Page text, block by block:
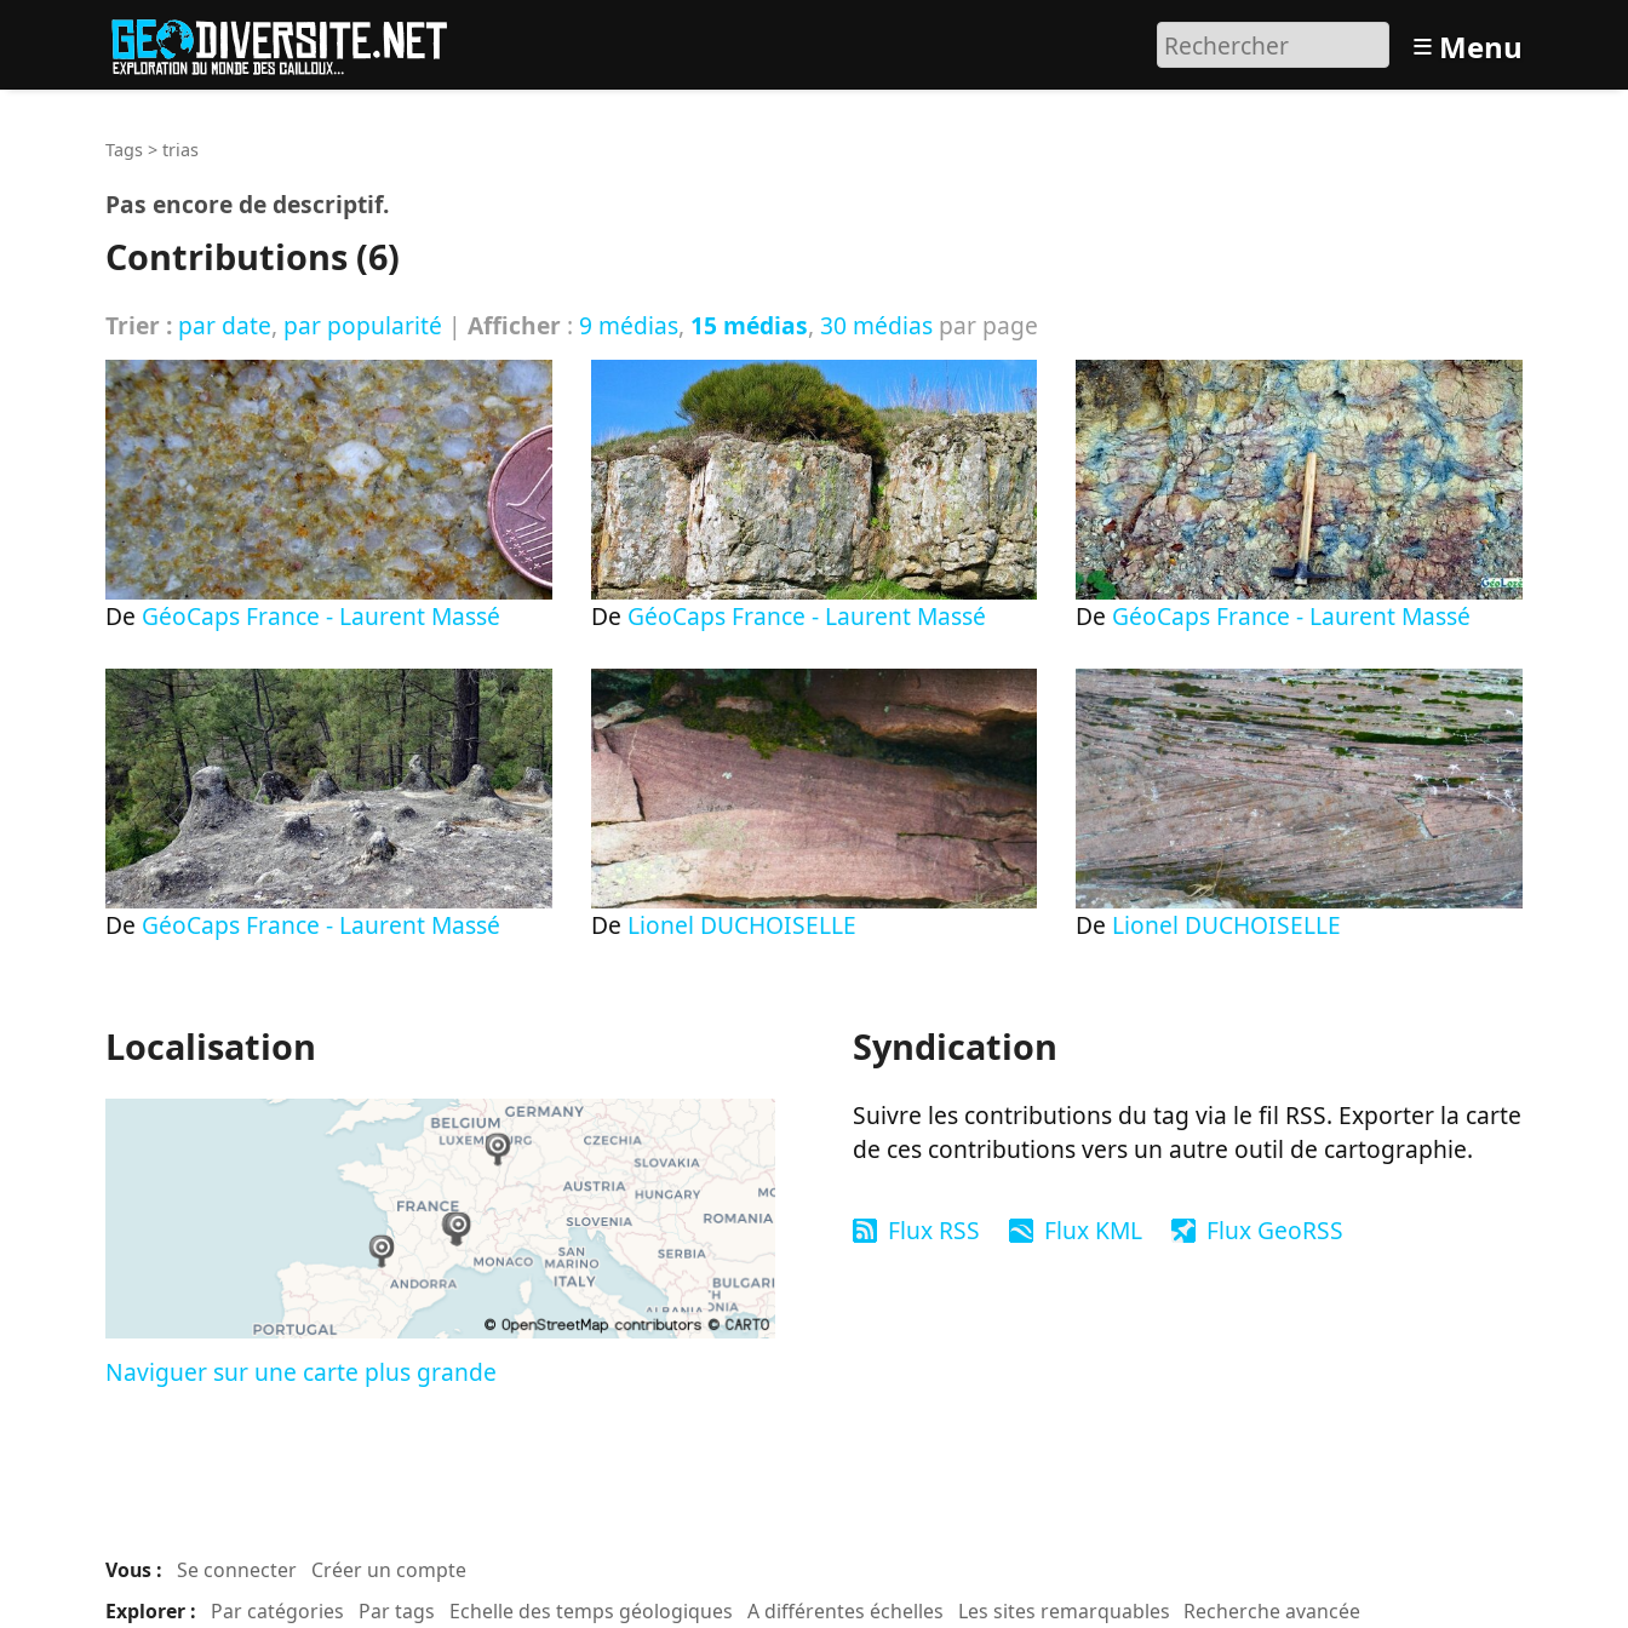
≡ Menu
Tags > trias
Pas encore de descriptif.
Contributions (6)
Trier : par date, par popularité | Afficher : 9 médias, 15 médias, 30 médias par page
De GéoCaps France - Laurent Massé De GéoCaps France - Laurent Massé De GéoCaps France - Laurent Massé
De GéoCaps France - Laurent Massé De Lionel DUCHOISELLE De Lionel DUCHOISELLE
Localisation
Naviguer sur une carte plus grande
Syndication
Suivre les contributions du tag via le fil RSS. Exporter la carte
de ces contributions vers un autre outil de cartographie.
Flux RSS Flux KML Flux GeoRSS
Vous : Se connecter Créer un compte
Explorer :
Par catégories Par tags Echelle des temps géologiques A différentes échelles Les sites remarquables Recherche avancée